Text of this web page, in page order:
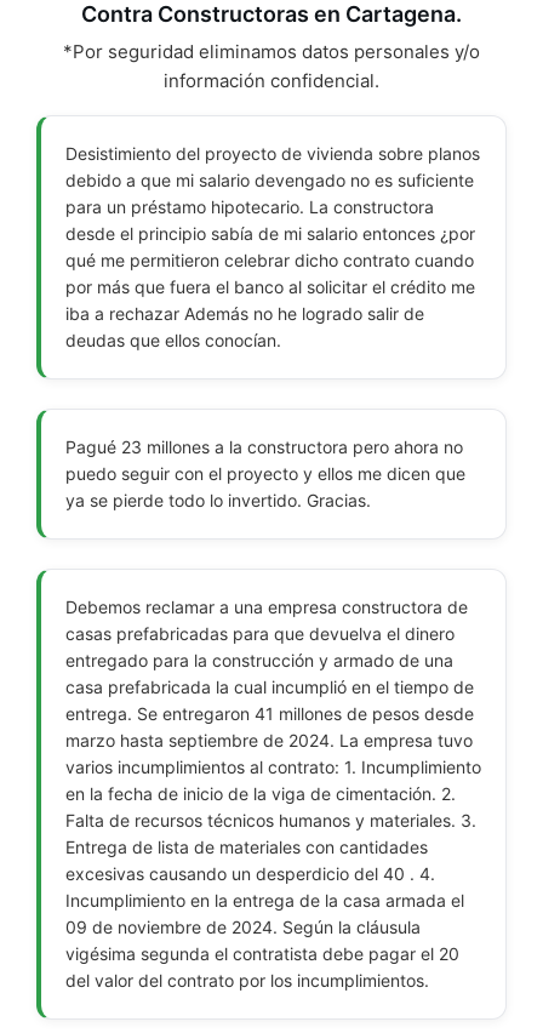
Contra Constructoras en Cartagena.
*Por seguridad eliminamos datos personales y/o
información confidencial.
Desistimiento del proyecto de vivienda sobre planos
debido a que mi salario devengado no es suficiente
para un préstamo hipotecario. La constructora
desde el principio sabía de mi salario entonces ¿por
qué me permitieron celebrar dicho contrato cuando
por más que fuera el banco al solicitar el crédito me
iba a rechazar Además no he logrado salir de
deudas que ellos conocían.
Pagué 23 millones a la constructora pero ahora no
puedo seguir con el proyecto y ellos me dicen que
ya se pierde todo lo invertido. Gracias.
Debemos reclamar a una empresa constructora de
casas prefabricadas para que devuelva el dinero
entregado para la construcción y armado de una
casa prefabricada la cual incumplió en el tiempo de
entrega. Se entregaron 41 millones de pesos desde
marzo hasta septiembre de 2024. La empresa tuvo
varios incumplimientos al contrato: 1. Incumplimiento
en la fecha de inicio de la viga de cimentación. 2.
Falta de recursos técnicos humanos y materiales. 3.
Entrega de lista de materiales con cantidades
excesivas causando un desperdicio del 40 . 4.
Incumplimiento en la entrega de la casa armada el
09 de noviembre de 2024. Según la cláusula
vigésima segunda el contratista debe pagar el 20
del valor del contrato por los incumplimientos.